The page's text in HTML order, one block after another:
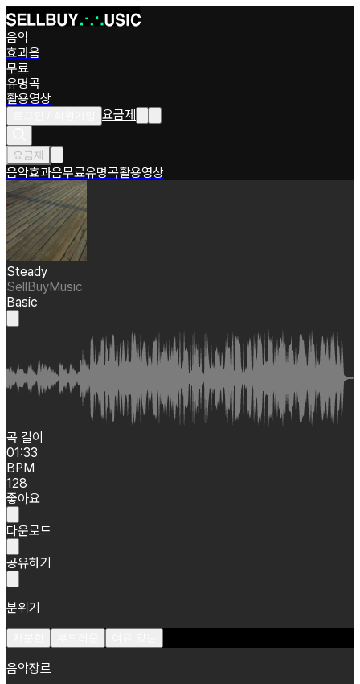
음악
효과음
무료
유명곡
활용영상
요금제
요금제
음악효과음무료유명곡활용영상
Steady
SellBuyMusic
Basic
곡 길이
01:33
BPM
128
좋아요
다운로드
공유하기
분위기
음악장르